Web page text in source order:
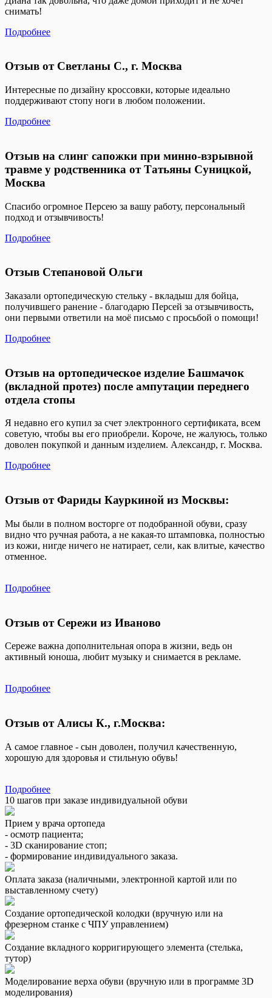
снимать!
Подробнее
Отзыв от Светланы С., г. Москва
Интересные по дизайну кроссовки, которые идеально
поддерживают стопу ноги в любом положении.
Подробнее
Отзыв на слинг сапожки при минно-взрывной
травме у родственника от Татьяны Суницкой,
Москва
Спасибо огромное Персею за вашу работу, персональный
подход и отзывчивость!
Подробнее
Отзыв Степановой Ольги
Заказали ортопедическую стельку - вкладыш для бойца,
получившего ранение - благодарю Персей за отзывчивость,
они первыми ответили на моё письмо с просьбой о помощи!
Подробнее
Отзыв на ортопедическое изделие Башмачок
(вкладной протез) после ампутации переднего
отдела стопы
Я недавно его купил за счет электронного сертификата, всем
советую, чтобы вы его приобрели. Короче, не жалуюсь, только
доволен покупкой и данным изделием. Александр, г. Москва.
Подробнее
Отзыв от Фариды Кауркиной из Москвы:
Мы были в полном восторге от подобранной обуви, сразу
видно что ручная работа, а не какая-то штамповка, полностью
из кожи, нигде ничего не натирает, сели, как влитые, качество
отменное.
Подробнее
Отзыв от Сережи из Иваново
Сереже важна дополнительная опора в жизни, ведь он
активный юноша, любит музыку и снимается в рекламе.
Подробнее
Отзыв от Алисы К., г.Москва:
А самое главное - сын доволен, получил качественную,
хорошую для здоровья и стильную обувь!
Подробнее
10 шагов при заказе индивидуальной обуви
Прием у врача ортопеда
- осмотр пациента;
- 3D сканирование стоп;
- формирование индивидуального заказа.
Оплата заказа (наличными, электронной картой или по
выставленному счету)
Создание ортопедической колодки (вручную или на
фрезерном станке с ЧПУ управлением)
Создание вкладного корригирующего элемента (стелька,
тутор)
Моделирование верха обуви (вручную или в программе 3D
моделирования)